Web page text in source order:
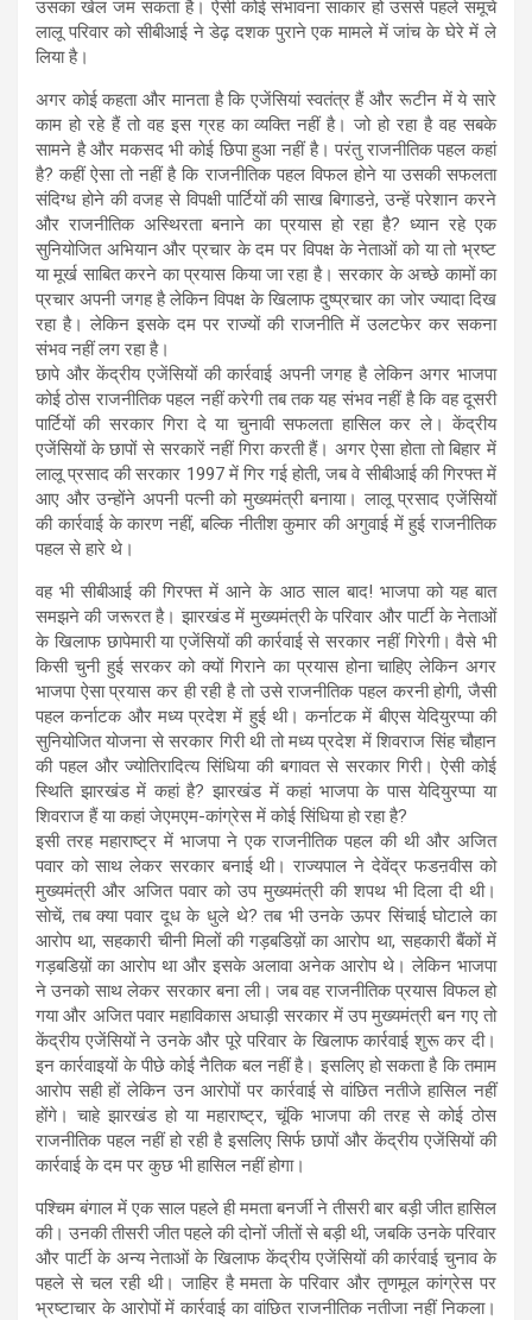
उसका खेल जम सकता है। ऐसी कोई संभावना साकार हो उससे पहले समूचे
लालू परिवार को सीबीआई ने डेढ़ दशक पुराने एक मामले में जांच के घेरे में ले
लिया है।
अगर कोई कहता और मानता है कि एजेंसियां स्वतंत्र हैं और रूटीन में ये सारे
काम हो रहे हैं तो वह इस ग्रह का व्यक्ति नहीं है। जो हो रहा है वह सबके
सामने है और मकसद भी कोई छिपा हुआ नहीं है। परंतु राजनीतिक पहल कहां
है? कहीं ऐसा तो नहीं है कि राजनीतिक पहल विफल होने या उसकी सफलता
संदिग्ध होने की वजह से विपक्षी पार्टियों की साख बिगाडऩे, उन्हें परेशान करने
और राजनीतिक अस्थिरता बनाने का प्रयास हो रहा है? ध्यान रहे एक
सुनियोजित अभियान और प्रचार के दम पर विपक्ष के नेताओं को या तो भ्रष्ट
या मूर्ख साबित करने का प्रयास किया जा रहा है। सरकार के अच्छे कामों का
प्रचार अपनी जगह है लेकिन विपक्ष के खिलाफ दुष्प्रचार का जोर ज्यादा दिख
रहा है। लेकिन इसके दम पर राज्यों की राजनीति में उलटफेर कर सकना
संभव नहीं लग रहा है।
छापे और केंद्रीय एजेंसियों की कार्रवाई अपनी जगह है लेकिन अगर भाजपा
कोई ठोस राजनीतिक पहल नहीं करेगी तब तक यह संभव नहीं है कि वह दूसरी
पार्टियों की सरकार गिरा दे या चुनावी सफलता हासिल कर ले। केंद्रीय
एजेंसियों के छापों से सरकारें नहीं गिरा करती हैं। अगर ऐसा होता तो बिहार में
लालू प्रसाद की सरकार 1997 में गिर गई होती, जब वे सीबीआई की गिरफ्त में
आए और उन्होंने अपनी पत्नी को मुख्यमंत्री बनाया। लालू प्रसाद एजेंसियों
की कार्रवाई के कारण नहीं, बल्कि नीतीश कुमार की अगुवाई में हुई राजनीतिक
पहल से हारे थे।
वह भी सीबीआई की गिरफ्त में आने के आठ साल बाद! भाजपा को यह बात
समझने की जरूरत है। झारखंड में मुख्यमंत्री के परिवार और पार्टी के नेताओं
के खिलाफ छापेमारी या एजेंसियों की कार्रवाई से सरकार नहीं गिरेगी। वैसे भी
किसी चुनी हुई सरकर को क्यों गिराने का प्रयास होना चाहिए लेकिन अगर
भाजपा ऐसा प्रयास कर ही रही है तो उसे राजनीतिक पहल करनी होगी, जैसी
पहल कर्नाटक और मध्य प्रदेश में हुई थी। कर्नाटक में बीएस येदियुरप्पा की
सुनियोजित योजना से सरकार गिरी थी तो मध्य प्रदेश में शिवराज सिंह चौहान
की पहल और ज्योतिरादित्य सिंधिया की बगावत से सरकार गिरी। ऐसी कोई
स्थिति झारखंड में कहां है? झारखंड में कहां भाजपा के पास येदियुरप्पा या
शिवराज हैं या कहां जेएमएम-कांग्रेस में कोई सिंधिया हो रहा है?
इसी तरह महाराष्ट्र में भाजपा ने एक राजनीतिक पहल की थी और अजित
पवार को साथ लेकर सरकार बनाई थी। राज्यपाल ने देवेंद्र फडऩवीस को
मुख्यमंत्री और अजित पवार को उप मुख्यमंत्री की शपथ भी दिला दी थी।
सोचें, तब क्या पवार दूध के धुले थे? तब भी उनके ऊपर सिंचाई घोटाले का
आरोप था, सहकारी चीनी मिलों की गड़बडिय़ों का आरोप था, सहकारी बैंकों में
गड़बडिय़ों का आरोप था और इसके अलावा अनेक आरोप थे। लेकिन भाजपा
ने उनको साथ लेकर सरकार बना ली। जब वह राजनीतिक प्रयास विफल हो
गया और अजित पवार महाविकास अघाड़ी सरकार में उप मुख्यमंत्री बन गए तो
केंद्रीय एजेंसियों ने उनके और पूरे परिवार के खिलाफ कार्रवाई शुरू कर दी।
इन कार्रवाइयों के पीछे कोई नैतिक बल नहीं है। इसलिए हो सकता है कि तमाम
आरोप सही हों लेकिन उन आरोपों पर कार्रवाई से वांछित नतीजे हासिल नहीं
होंगे। चाहे झारखंड हो या महाराष्ट्र, चूंकि भाजपा की तरह से कोई ठोस
राजनीतिक पहल नहीं हो रही है इसलिए सिर्फ छापों और केंद्रीय एजेंसियों की
कार्रवाई के दम पर कुछ भी हासिल नहीं होगा।
पश्चिम बंगाल में एक साल पहले ही ममता बनर्जी ने तीसरी बार बड़ी जीत हासिल
की। उनकी तीसरी जीत पहले की दोनों जीतों से बड़ी थी, जबकि उनके परिवार
और पार्टी के अन्य नेताओं के खिलाफ केंद्रीय एजेंसियों की कार्रवाई चुनाव के
पहले से चल रही थी। जाहिर है ममता के परिवार और तृणमूल कांग्रेस पर
भ्रष्टाचार के आरोपों में कार्रवाई का वांछित राजनीतिक नतीजा नहीं निकला।